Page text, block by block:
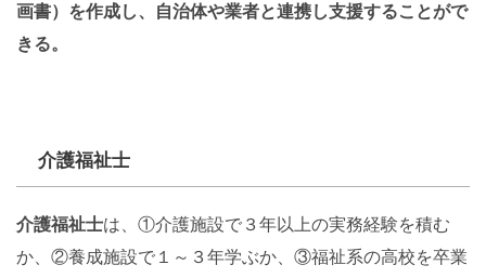
画書）を作成し、自治体や業者と連携し支援することがで
きる。
介護福祉士
介護福祉士は、①介護施設で３年以上の実務経験を積む
か、②養成施設で１～３年学ぶか、③福祉系の高校を卒業